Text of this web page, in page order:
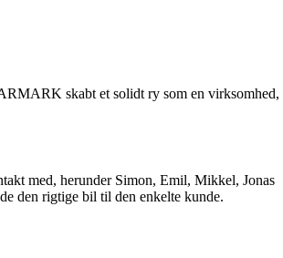
skabt et solidt ry som en virksomhed,
med, herunder Simon, Emil, Mikkel, Jonas
den rigtige bil til den enkelte kunde.